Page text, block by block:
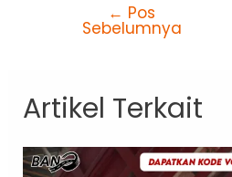
← Pos
Sebelumnya
Artikel Terkait